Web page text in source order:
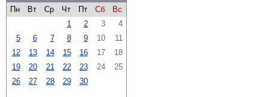
Пн
Вт Ср Чт Пт Сб
Вс
1
2 3
4
5
6 7 8 9 10
11
12
13 14 15 16 17
18
19
20 21 22 23 24
25
26
27 28 29 30